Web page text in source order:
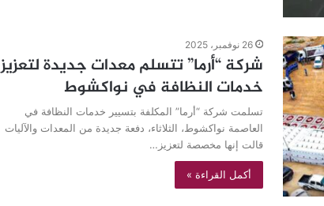
26 نوفمبر، 2025
شركة “أرما” تتسلم معدات جديدة لتعزيز
خدمات النظافة في نواكشوط
تسلمت شركة “أرما” المكلفة بتسيير خدمات النظافة في
العاصمة نواكشوط، الثلاثاء، دفعة جديدة من المعدات والآليات
قالت إنها مخصصة لتعزيز…
أكمل القراءة »